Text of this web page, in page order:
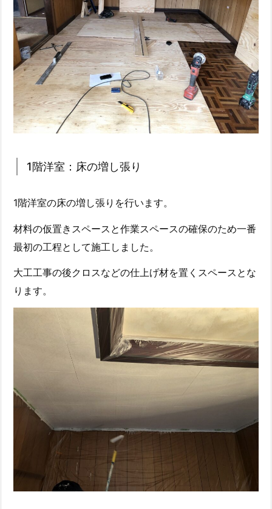
1階洋室：床の増し張り
1階洋室の床の増し張りを行います。
材料の仮置きスペースと作業スペースの確保のため一番
最初の工程として施工しました。
大工工事の後クロスなどの仕上げ材を置くスペースとな
ります。